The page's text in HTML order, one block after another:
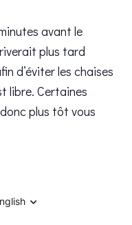
avant le
plus tard
d’éviter les chaises
libre. Certaines
plus tôt vous